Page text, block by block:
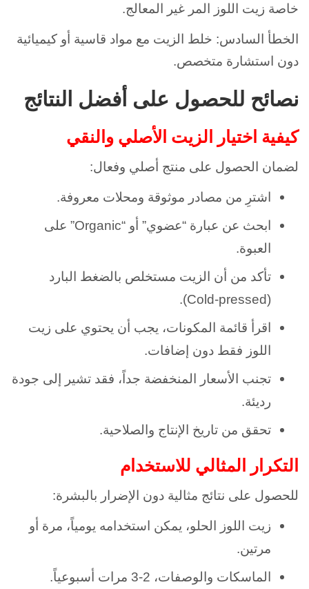
خاصة زيت اللوز المر غير المعالج.
الخطأ السادس: خلط الزيت مع مواد قاسية أو كيميائية
دون استشارة متخصص.
نصائح للحصول على أفضل النتائج
كيفية اختيار الزيت الأصلي والنقي
لضمان الحصول على منتج أصلي وفعال:
اشترِ من مصادر موثوقة ومحلات معروفة.
ابحث عن عبارة “عضوي” أو “Organic” على
العبوة.
تأكد من أن الزيت مستخلص بالضغط البارد
(Cold-pressed).
اقرأ قائمة المكونات، يجب أن يحتوي على زيت
اللوز فقط دون إضافات.
تجنب الأسعار المنخفضة جداً، فقد تشير إلى جودة
رديئة.
تحقق من تاريخ الإنتاج والصلاحية.
التكرار المثالي للاستخدام
للحصول على نتائج مثالية دون الإضرار بالبشرة:
زيت اللوز الحلو، يمكن استخدامه يومياً، مرة أو
مرتين.
الماسكات والوصفات، 2-3 مرات أسبوعياً.